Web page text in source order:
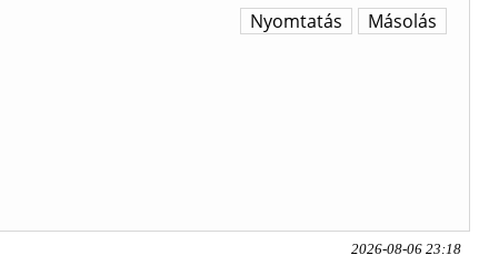
Másolás
Nyomtatás
2026-08-06 23:18